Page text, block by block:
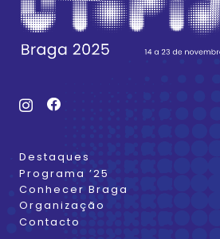
Destaques
Programa ’25
Conhecer Braga
Organização
Contacto